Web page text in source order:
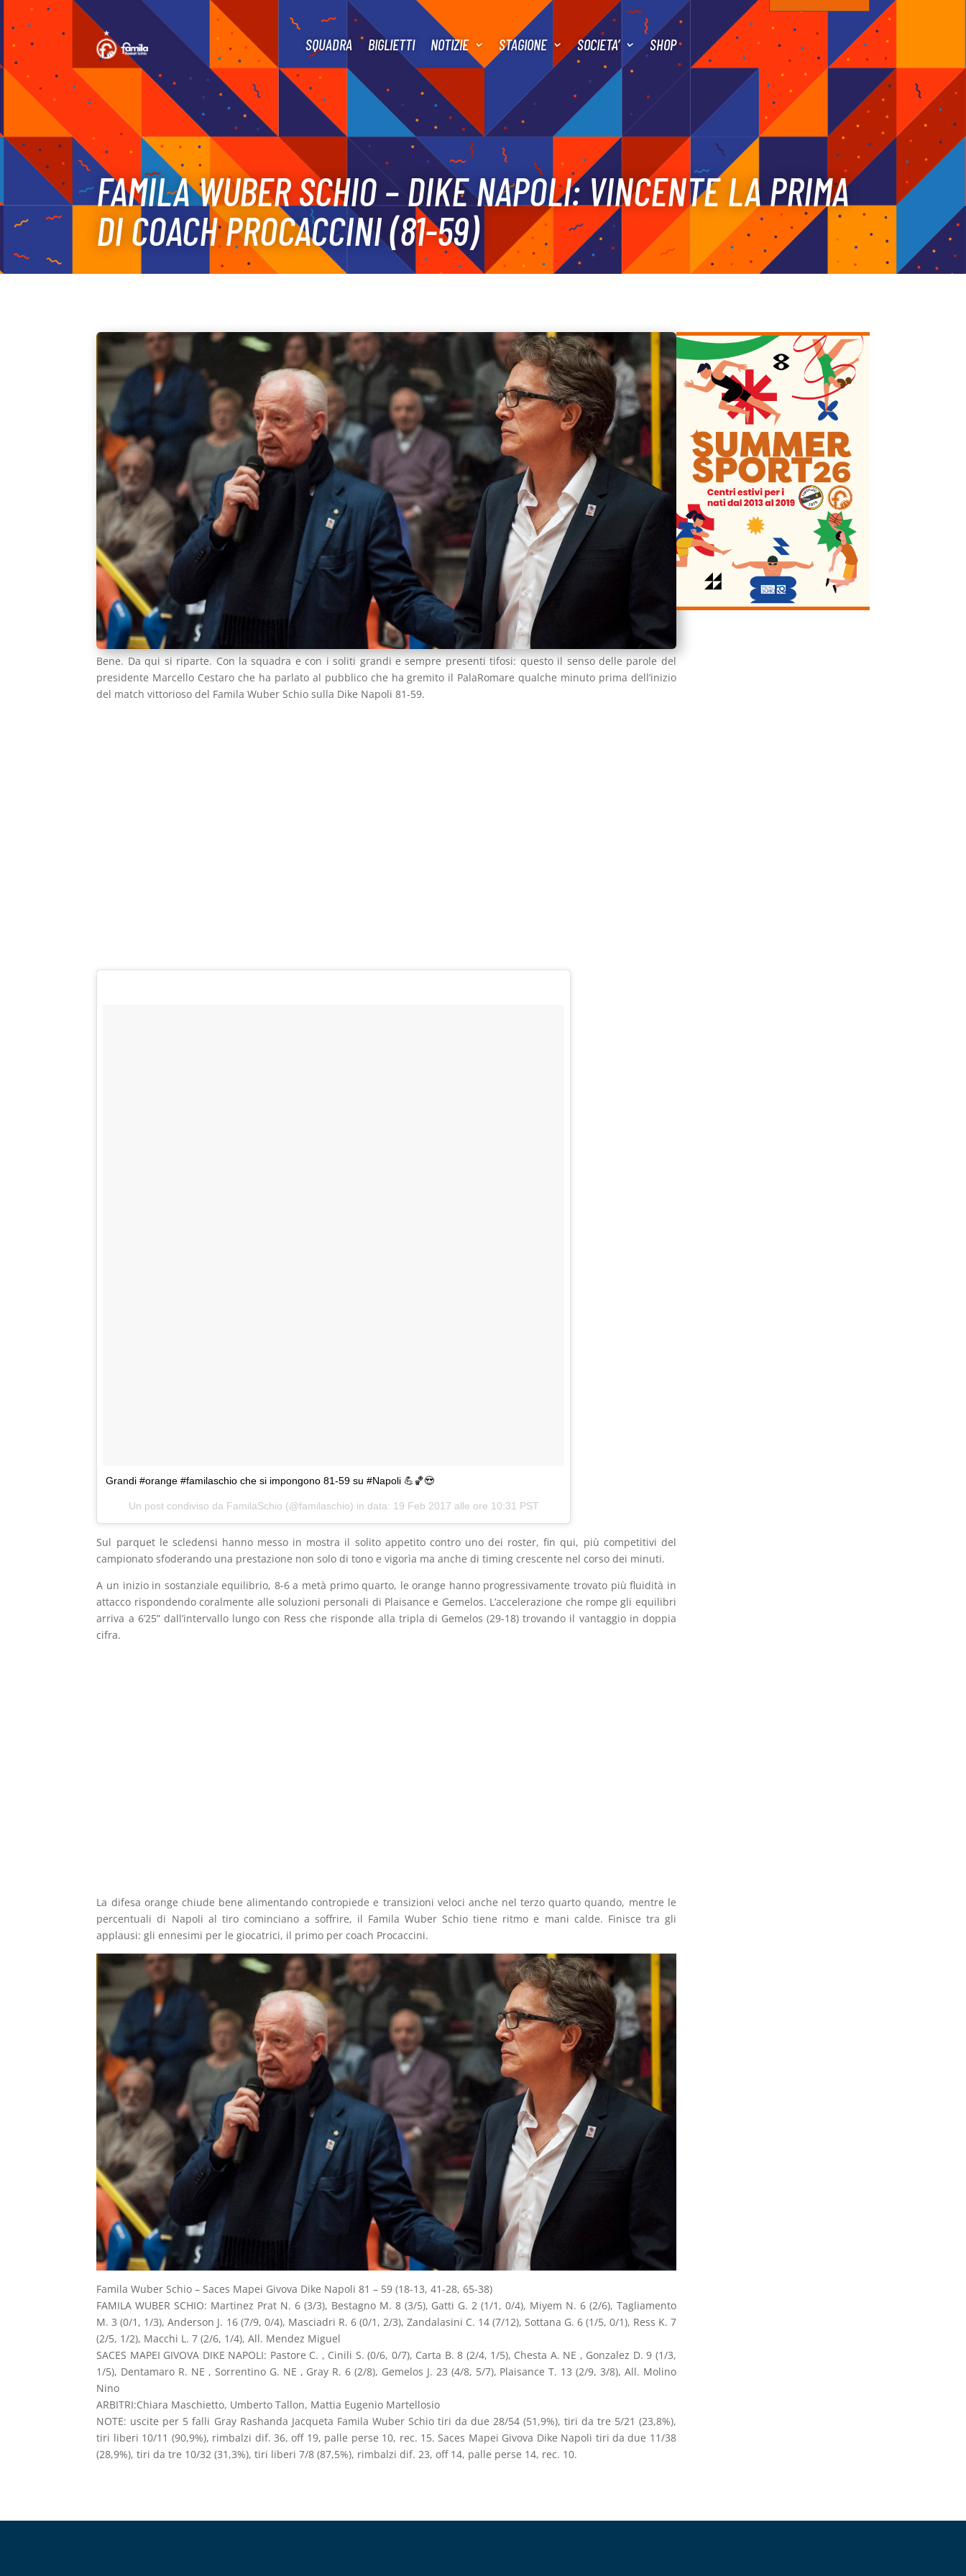
SQUADRA BIGLIETTI NOTIZIE STAGIONE SOCIETA’ SHOP
FAMILA WUBER SCHIO – DIKE NAPOLI: VINCENTE LA PRIMA
DI COACH PROCACCINI (81-59)
Bene. Da qui si riparte. Con la squadra e con i soliti grandi e sempre presenti tifosi: questo il senso delle parole del
presidente Marcello Cestaro che ha parlato al pubblico che ha gremito il PalaRomare qualche minuto prima dell’inizio
del match vittorioso del Famila Wuber Schio sulla Dike Napoli 81-59.
Grandi #orange #familaschio che si impongono 81-59 su #Napoli 💪🏀😍
Un post condiviso da FamilaSchio (@familaschio) in data: 19 Feb 2017 alle ore 10:31 PST
Sul parquet le scledensi hanno messo in mostra il solito appetito contro uno dei roster, fin qui, più competitivi del
campionato sfoderando una prestazione non solo di tono e vigorìa ma anche di timing crescente nel corso dei minuti.
A un inizio in sostanziale equilibrio, 8-6 a metà primo quarto, le orange hanno progressivamente trovato più fluidità in
attacco rispondendo coralmente alle soluzioni personali di Plaisance e Gemelos. L’accelerazione che rompe gli equilibri
arriva a 6’25” dall’intervallo lungo con Ress che risponde alla tripla di Gemelos (29-18) trovando il vantaggio in doppia
cifra.
La difesa orange chiude bene alimentando contropiede e transizioni veloci anche nel terzo quarto quando, mentre le
percentuali di Napoli al tiro cominciano a soffrire, il Famila Wuber Schio tiene ritmo e mani calde. Finisce tra gli
applausi: gli ennesimi per le giocatrici, il primo per coach Procaccini.
Famila Wuber Schio – Saces Mapei Givova Dike Napoli 81 – 59 (18-13, 41-28, 65-38)
FAMILA WUBER SCHIO: Martinez Prat N. 6 (3/3), Bestagno M. 8 (3/5), Gatti G. 2 (1/1, 0/4), Miyem N. 6 (2/6), Tagliamento
M. 3 (0/1, 1/3), Anderson J. 16 (7/9, 0/4), Masciadri R. 6 (0/1, 2/3), Zandalasini C. 14 (7/12), Sottana G. 6 (1/5, 0/1), Ress K. 7
(2/5, 1/2), Macchi L. 7 (2/6, 1/4), All. Mendez Miguel
SACES MAPEI GIVOVA DIKE NAPOLI: Pastore C. , Cinili S. (0/6, 0/7), Carta B. 8 (2/4, 1/5), Chesta A. NE , Gonzalez D. 9 (1/3,
1/5), Dentamaro R. NE , Sorrentino G. NE , Gray R. 6 (2/8), Gemelos J. 23 (4/8, 5/7), Plaisance T. 13 (2/9, 3/8), All. Molino
Nino
ARBITRI:Chiara Maschietto, Umberto Tallon, Mattia Eugenio Martellosio
NOTE: uscite per 5 falli Gray Rashanda Jacqueta Famila Wuber Schio tiri da due 28/54 (51,9%), tiri da tre 5/21 (23,8%),
tiri liberi 10/11 (90,9%), rimbalzi dif. 36, off 19, palle perse 10, rec. 15. Saces Mapei Givova Dike Napoli tiri da due 11/38
(28,9%), tiri da tre 10/32 (31,3%), tiri liberi 7/8 (87,5%), rimbalzi dif. 23, off 14, palle perse 14, rec. 10.